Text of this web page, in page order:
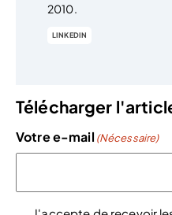
2010.
LINKEDIN
Télécharger
Votre e-mail (Nécessaire)